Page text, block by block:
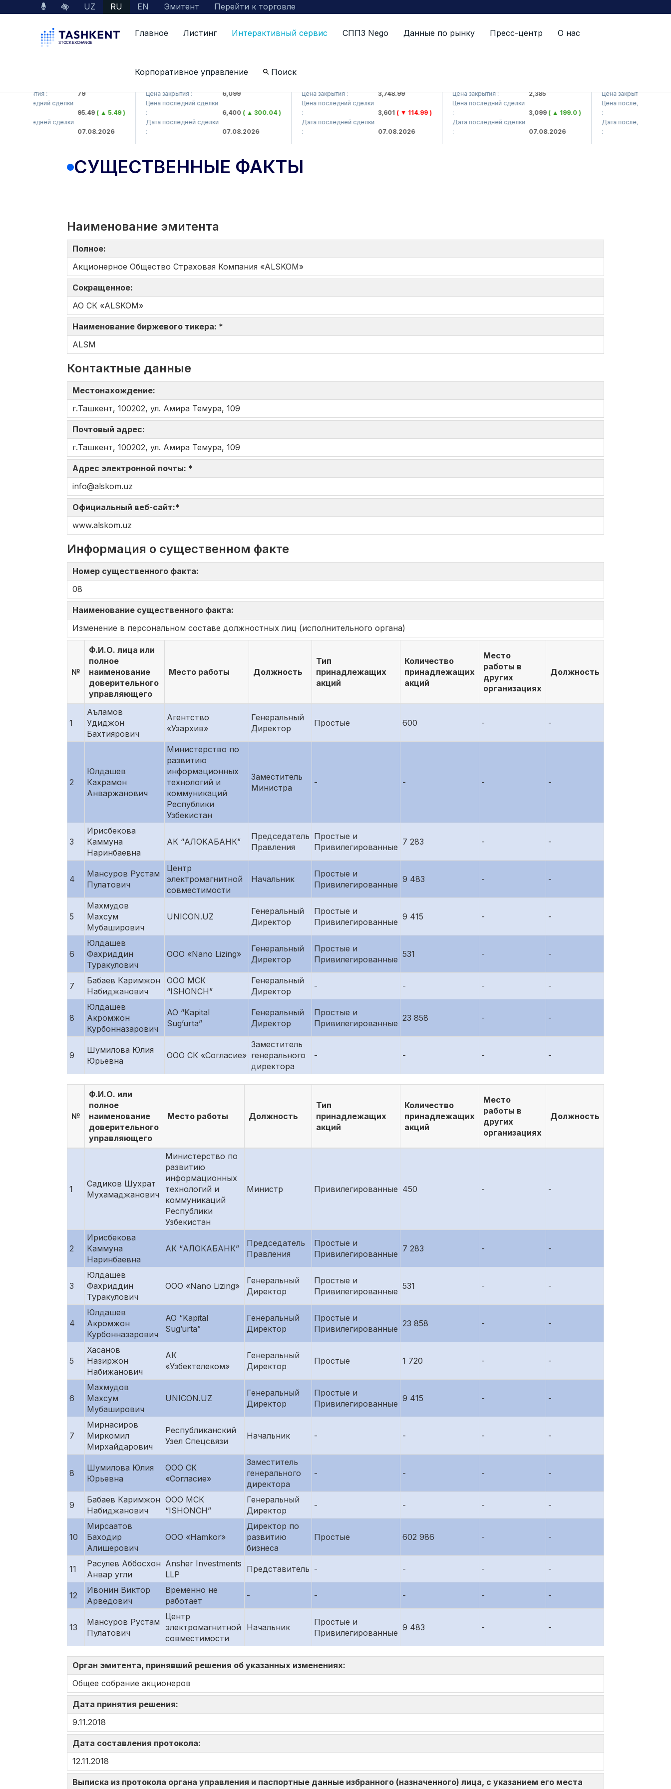
UZ RU EN Эмитент Перейти к торговле
Главное Листинг Интерактивный сервис СППЗ Nego Данные по рынку Пресс-центр О нас
Корпоративное управление Поиск
:
79
последний сделки
95.49( ▲ 5.49 )
последней сделки
07.08.2026
Цена закрытия :
6,099
Цена последний сделки
6,400( ▲ 300.04 )
Дата последней сделки
07.08.2026
Цена закрытия :
3,748.99
Цена последний сделки
3,601( ▼ 114.99 )
Дата последней сделки
07.08.2026
Цена закрытия :
2,385
Цена последний сделки
3,099( ▲ 199.0 )
Дата последней сделки
07.08.2026
Цена закрытия :
Цена последний сделки
Дата последней сделки
СУЩЕСТВЕННЫЕ ФАКТЫ
Наименование эмитента
Полное:
Акционерное Общество Страховая Компания «ALSKOM»
Сокращенное:
АО СК «ALSKOM»
Наименование биржевого тикера: *
ALSM
Контактные данные
Местонахождение:
г.Ташкент, 100202, ул. Амира Темура, 109
Почтовый адрес:
г.Ташкент, 100202, ул. Амира Темура, 109
Адрес электронной почты: *
info@alskom.uz
Официальный веб-сайт:*
www.alskom.uz
Информация о существенном факте
Номер существенного факта:
08
Наименование существенного факта:
Изменение в персональном составе должностных лиц (исполнительного органа)
№
Ф.И.О. лица или
полное
наименование
доверительного
управляющего
Место работы Должность
Тип
принадлежащих
акций
Количество
принадлежащих
акций
Место
работы в
других
организациях
Должность
1
Аъламов
Удиджон
Бахтиярович
Агентство
«Узархив»
Генеральный
Директор
Простые 600 - -
2
Юлдашев
Кахрамон
Анваржанович
Министерство по
развитию
информационных
технологий и
коммуникаций
Республики
Узбекистан
Заместитель
Министра
- - - -
3
Ирисбекова
Каммуна
Наринбаевна
АК “АЛОКАБАНК”
Председатель
Правления
Простые и
Привилегированные
7 283 - -
4
Мансуров Рустам
Пулатович
Центр
электромагнитной
совместимости
Начальник
Простые и
Привилегированные
9 483 - -
5
Махмудов
Махсум
Мубаширович
UNICON.UZ
Генеральный
Директор
Простые и
Привилегированные
9 415 - -
6
Юлдашев
Фахриддин
Туракулович
ООО «Nano Lizing»
Генеральный
Директор
Простые и
Привилегированные
531 - -
7
Бабаев Каримжон
Набиджанович
ООО МСК
“ISHONCH”
Генеральный
Директор
- - - -
8
Юлдашев
Акромжон
Курбонназарович
АО “Kapital
Sug’urta”
Генеральный
Директор
Простые и
Привилегированные
23 858 - -
9
Шумилова Юлия
Юрьевна
ООО СК «Согласие»
Заместитель
генерального
директора
- - - -
№
Ф.И.О. или
полное
наименование
доверительного
управляющего
Место работы Должность
Тип
принадлежащих
акций
Количество
принадлежащих
акций
Место
работы в
других
организациях
Должность
1
Садиков Шухрат
Мухамаджанович
Министерство по
развитию
информационных
технологий и
коммуникаций
Республики
Узбекистан
Министр Привилегированные 450 - -
2
Ирисбекова
Каммуна
Наринбаевна
АК “АЛОКАБАНК”
Председатель
Правления
Простые и
Привилегированные
7 283 - -
3
Юлдашев
Фахриддин
Туракулович
ООО «Nano Lizing»
Генеральный
Директор
Простые и
Привилегированные
531 - -
4
Юлдашев
Акромжон
Курбонназарович
АО “Kapital
Sug’urta”
Генеральный
Директор
Простые и
Привилегированные
23 858 - -
5
Хасанов
Назиржон
Набижанович
АК
«Узбектелеком»
Генеральный
Директор
Простые 1 720 - -
6
Махмудов
Махсум
Мубаширович
UNICON.UZ
Генеральный
Директор
Простые и
Привилегированные
9 415 - -
7
Мирнасиров
Миркомил
Мирхайдарович
Республиканский
Узел Спецсвязи
Начальник - - - -
8
Шумилова Юлия
Юрьевна
ООО СК
«Согласие»
Заместитель
генерального
директора
- - - -
9
Бабаев Каримжон
Набиджанович
ООО МСК
“ISHONCH”
Генеральный
Директор
- - - -
10
Мирсаатов
Баходир
Алишерович
ООО «Hamkor»
Директор по
развитию
бизнеса
Простые 602 986 - -
11
Расулев Аббосхон
Анвар угли
Ansher Investments
LLP
Представитель - - - -
12
Ивонин Виктор
Арведович
Временно не
работает
- - - - -
13
Мансуров Рустам
Пулатович
Центр
электромагнитной
совместимости
Начальник
Простые и
Привилегированные
9 483 - -
Орган эмитента, принявший решения об указанных изменениях:
Общее собрание акционеров
Дата принятия решения:
9.11.2018
Дата составления протокола:
12.11.2018
Выписка из протокола органа управления и паспортные данные избранного (назначенного) лица, с указанием его места